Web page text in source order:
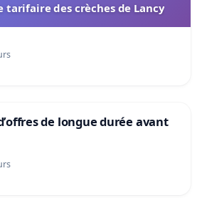
tarifaire des crèches de Lancy
de longue durée avant